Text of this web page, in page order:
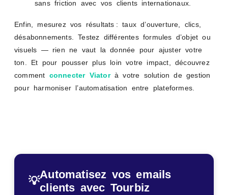
sans friction avec vos clients internationaux.
Enfin, mesurez vos résultats : taux d’ouverture, clics,
désabonnements. Testez différentes formules d’objet ou
visuels — rien ne vaut la donnée pour ajuster votre
ton. Et pour pousser plus loin votre impact, découvrez
comment connecter Viatorà votre solution de gestion
pour harmoniser l’automatisation entre plateformes.
💡
Automatisez vos emails
clients avec Tourbiz